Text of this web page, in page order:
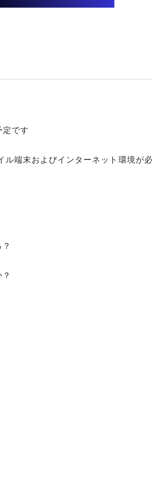
です
端末およびインターネット環境が